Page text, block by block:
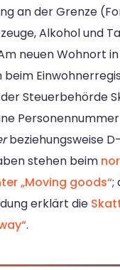
an der Grenze
Alkohol und
neuen Wohnort
beim
Steuerbehörde
Personennummer
beziehungsweise
stehen beim
„Moving goods“;
erklärt die
.